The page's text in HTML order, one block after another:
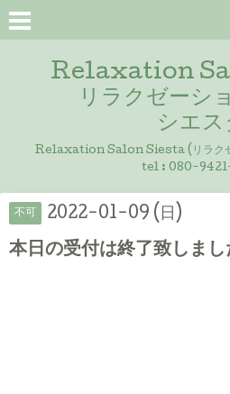
Relaxation
リラクゼーシ
シエス
Relaxation Salon Siesta (リラクゼ
tel : 080-
不可 2022-01-09 (日)
本日の受付は終了致しまし